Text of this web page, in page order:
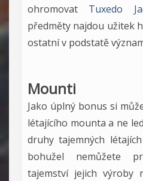
ohromovat Tuxedo
předměty najdou užitek
ostatní v podstatě
Mounti
Jako úplný bonus si
létajícího mounta a ne
druhy tajemných
bohužel nemůžete
tajemství jejich výroby